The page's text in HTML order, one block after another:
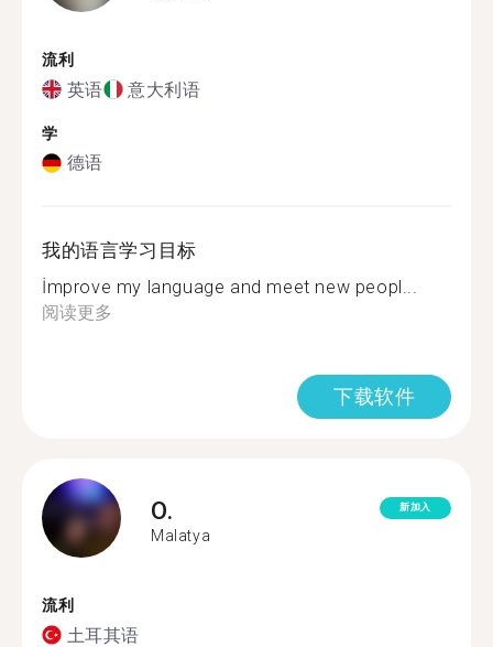
流利
英语 意大利语
学
德语
我的语言学习目标
İmprove my language and meet new peopl...
阅读更多
下载软件
O.
Malatya
新加入
流利
土耳其语